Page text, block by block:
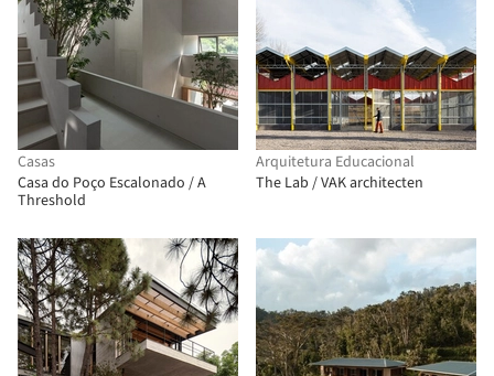
Casas
Casa do Poço Escalonado / A
Threshold
Arquitetura Educacional
The Lab / VAK architecten